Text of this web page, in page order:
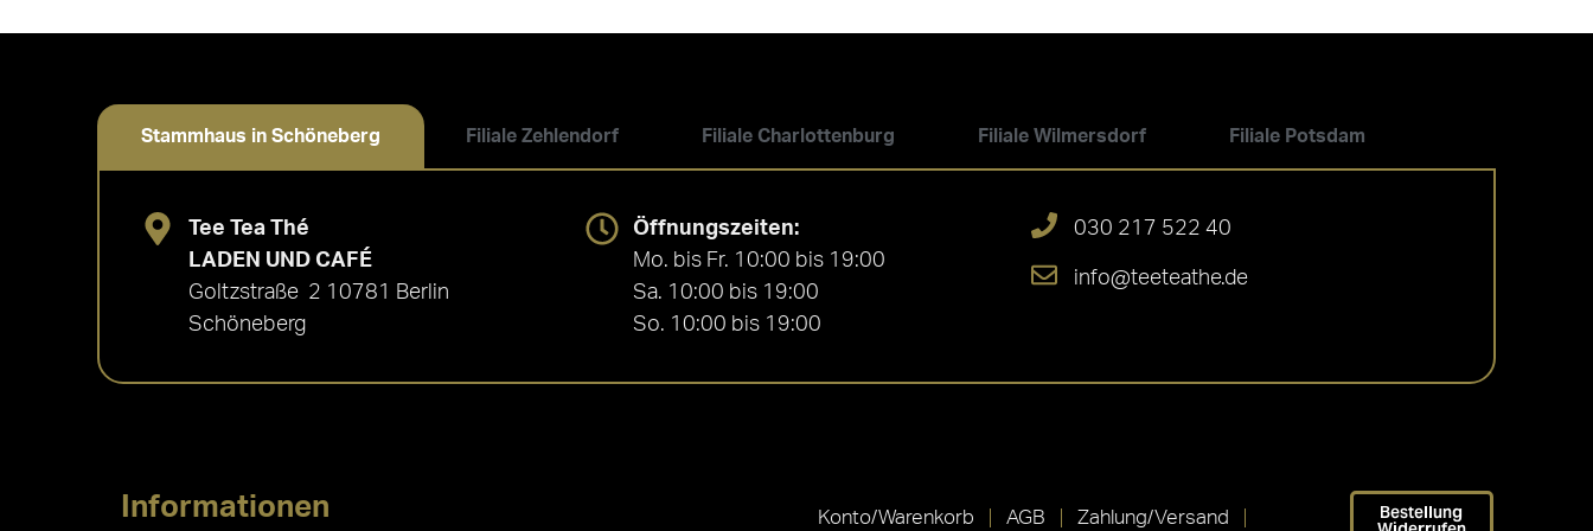
Stammhaus in Schöneberg Filiale Zehlendorf Filiale Charlottenburg Filiale Wilmersdorf Filiale Potsdam
Tee Tea Thé
LADEN UND CAFÉ
Goltzstraße 2 10781 Berlin
Schöneberg
Öffnungszeiten:
Mo. bis Fr. 10:00 bis 19:00
Sa. 10:00 bis 19:00
So. 10:00 bis 19:00
030 217 522 40
info@teeteathe.de
Informationen Konto/Warenkorb AGB Zahlung/Versand Bestellung